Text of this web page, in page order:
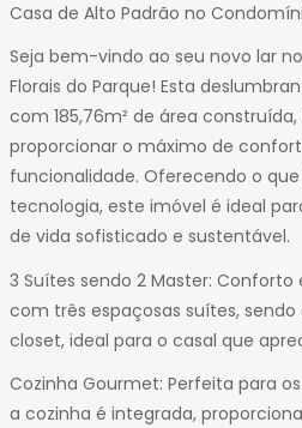
Casa de Alto Padrão no
Seja bem-vindo ao seu novo lar
Florais do Parque! Esta
com 185,76m² de área
proporcionar o máximo de
funcionalidade. Oferecendo o
tecnologia, este imóvel é ideal
de vida sofisticado e sustentável.
3 Suítes sendo 2 Master:
com três espaçosas suítes,
closet, ideal para o casal que
Cozinha Gourmet: Perfeita para
a cozinha é integrada,